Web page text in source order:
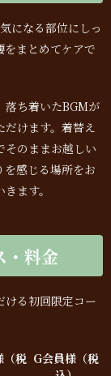
になる部位にしっ
をまとめてケアで
落ち着いたBGMが
けます。着替え
そのままお越しい
を感じる場所をお
ます。
・料金
ける初回限定コー
（税 G会員様（税